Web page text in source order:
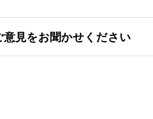
見をお聞かせください